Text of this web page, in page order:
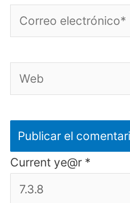
Correo
electrónico*
Web
Current ye@r *